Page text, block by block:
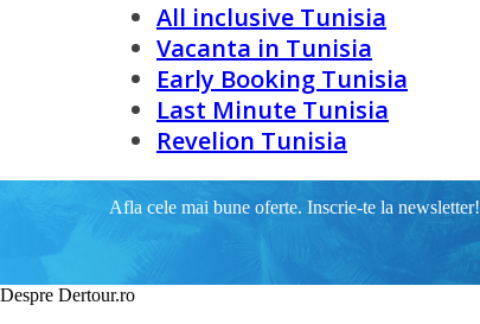
All inclusive Tunisia
Vacanta in Tunisia
Early Booking Tunisia
Last Minute Tunisia
Revelion Tunisia
Afla cele mai bune oferte. Inscrie-te la newsletter!
Despre Dertour.ro